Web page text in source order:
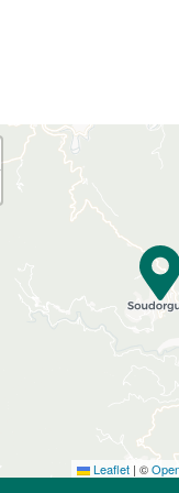
Leaflet | ©